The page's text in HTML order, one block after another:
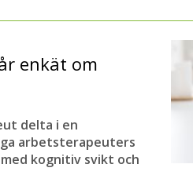
enkät om
delta i en
arbetsterapeuters
kognitiv svikt och